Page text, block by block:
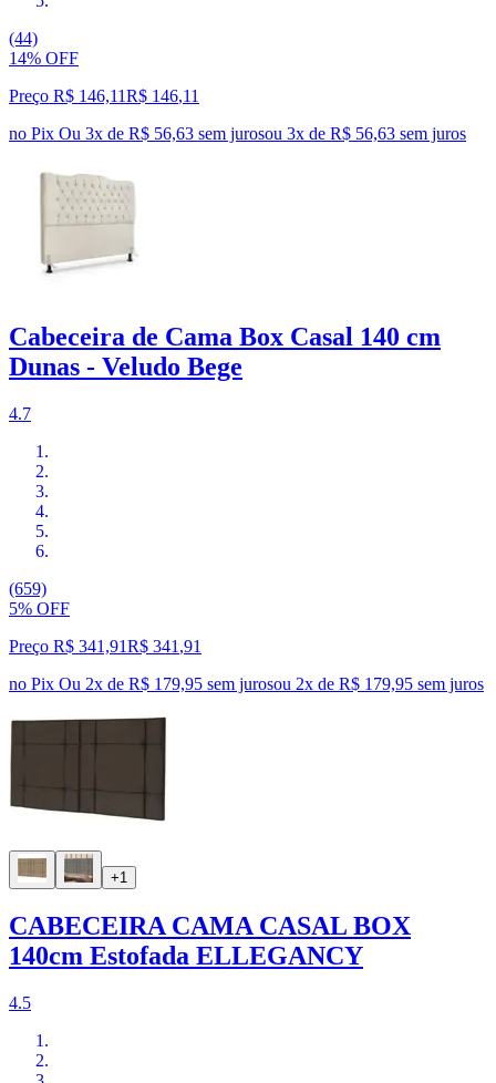
(44)
14% OFF
Preço R$ 146,11R$ 146,11
no Pix Ou 3x de R$ 56,63 sem jurosou 3x de R$ 56,63 sem juros
Cabeceira de Cama Box Casal 140 cm
Dunas - Veludo Bege
4.7
(659)
5% OFF
Preço R$ 341,91R$ 341 ,91
no Pix Ou 2x de R$ 179,95 sem jurosou 2x de R$ 179,95 sem juros
+1
CABECEIRA CAMA CASAL BOX
140cm Estofada ELLEGANCY
4.5